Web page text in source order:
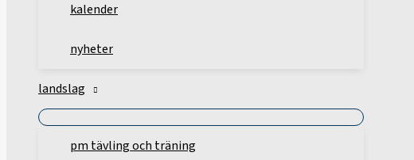
kalender
nyheter
landslag
pm tävling och träning